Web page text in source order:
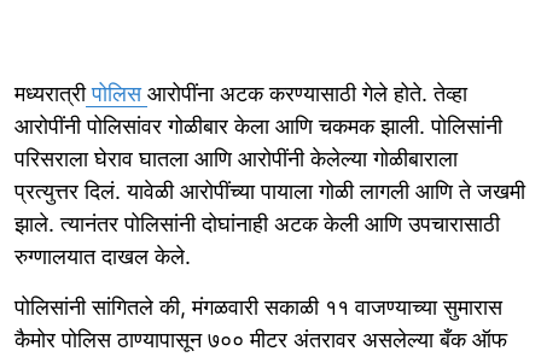
मध्यरात्रीपोलिसआरोपींना अटक करण्यासाठी गेले होते. तेव्हा
आरोपींनी पोलिसांवर गोळीबार केला आणि चकमक झाली. पोलिसांनी
परिसराला घेराव घातला आणि आरोपींनी केलेल्या गोळीबाराला
प्रत्युत्तर दिलं. यावेळी आरोपींच्या पायाला गोळी लागली आणि ते जखमी
झाले. त्यानंतर पोलिसांनी दोघांनाही अटक केली आणि उपचारासाठी
रुग्णालयात दाखल केले.
पोलिसांनी सांगितले की, मंगळवारी सकाळी ११ वाजण्याच्या सुमारास
कैमोर पोलिस ठाण्यापासून ७०० मीटर अंतरावर असलेल्या बँक ऑफ